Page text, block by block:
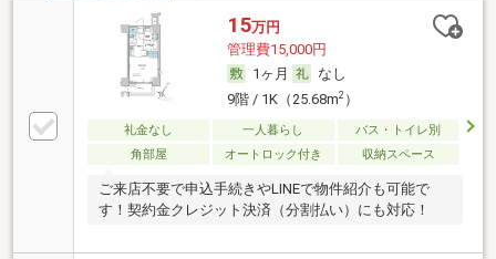
15万円
管理費15,000円
1ヶ月
なし
9階 / 1K（25.68m2）
礼金なし 一人暮らし
バス・トイレ別
角部屋
オートロック付き 収納スペース
ご来店不要で申込手続きやLINEで物件紹介も可能で
す！契約金クレジット決済（分割払い）にも対応！